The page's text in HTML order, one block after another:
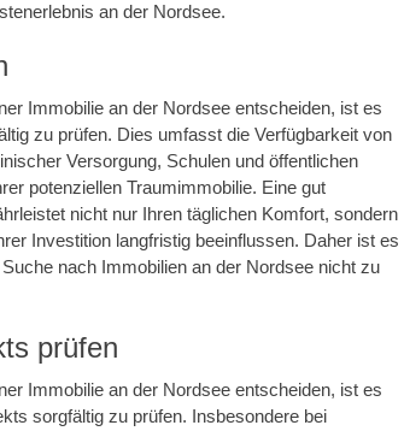
an der Nordsee.
Immobilie an der Nordsee entscheiden, ist es
zu prüfen. Dies umfasst die Verfügbarkeit von
Versorgung, Schulen und öffentlichen
potenziellen Traumimmobilie. Eine gut
nicht nur Ihren täglichen Komfort, sondern
Investition langfristig beeinflussen. Daher ist es
nach Immobilien an der Nordsee nicht zu
prüfen
Immobilie an der Nordsee entscheiden, ist es
sorgfältig zu prüfen. Insbesondere bei